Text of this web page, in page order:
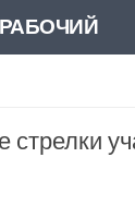
РАБОЧИЙ